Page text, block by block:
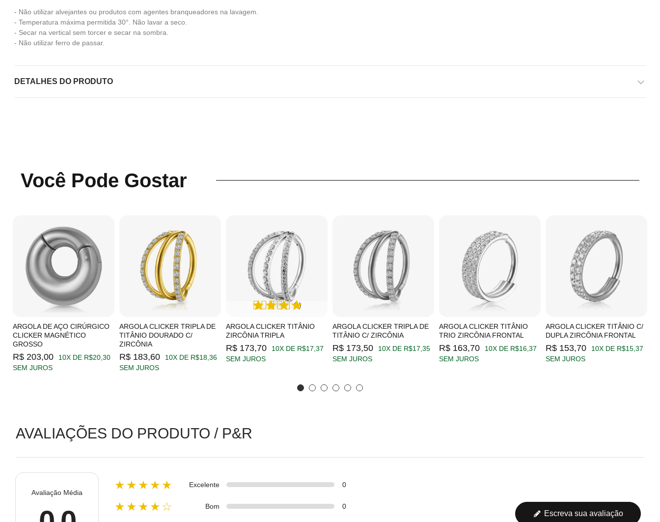
- Não utilizar alvejantes ou produtos com agentes branqueadores na lavagem.
- Temperatura máxima permitida 30°. Não lavar a seco.
- Secar na vertical sem torcer e secar na sombra.
- Não utilizar ferro de passar.
DETALHES DO PRODUTO
Você Pode Gostar
ARGOLA DE AÇO CIRÚRGICO
CLICKER MAGNÉTICO
GROSSO
R$ 203,00
10X DE R$20,30
SEM JUROS
ARGOLA CLICKER TRIPLA DE
TITÂNIO DOURADO C/
ZIRCÔNIA
R$ 183,60
10X DE R$18,36
SEM JUROS
ARGOLA CLICKER TITÂNIO
ZIRCÔNIA TRIPLA
(1)
R$ 173,70
10X DE R$17,37
SEM JUROS
ARGOLA CLICKER TRIPLA DE
TITÂNIO C/ ZIRCÔNIA
R$ 173,50
10X DE R$17,35
SEM JUROS
ARGOLA CLICKER TITÂNIO
TRIO ZIRCÔNIA FRONTAL
R$ 163,70
10X DE R$16,37
SEM JUROS
ARGOLA CLICKER TITÂNIO C/
DUPLA ZIRCÔNIA FRONTAL
R$ 153,70
10X DE R$15,37
SEM JUROS
AVALIAÇÕES DO PRODUTO / P&R
Avaliação Média
★★★★★ Excelente 0
★★★★☆ Bom 0
Escreva sua avaliação